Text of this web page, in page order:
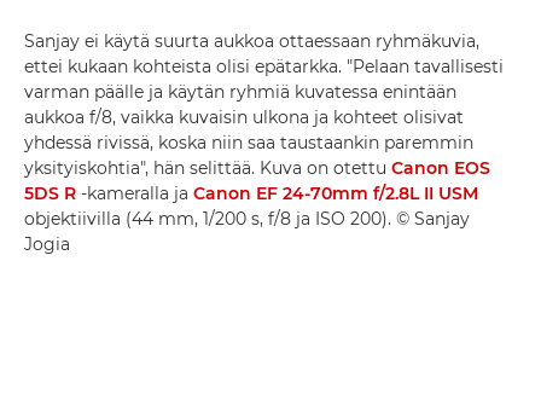
Sanjay ei käytä suurta aukkoa ottaessaan ryhmäkuvia,
ettei kukaan kohteista olisi epätarkka. "Pelaan tavallisesti
varman päälle ja käytän ryhmiä kuvatessa enintään
aukkoa f/8, vaikka kuvaisin ulkona ja kohteet olisivat
yhdessä rivissä, koska niin saa taustaankin paremmin
yksityiskohtia", hän selittää. Kuva on otettu Canon EOS
5DS R -kameralla ja Canon EF 24-70mm f/2.8L II USM
objektiivilla (44 mm, 1/200 s, f/8 ja ISO 200). © Sanjay
Jogia